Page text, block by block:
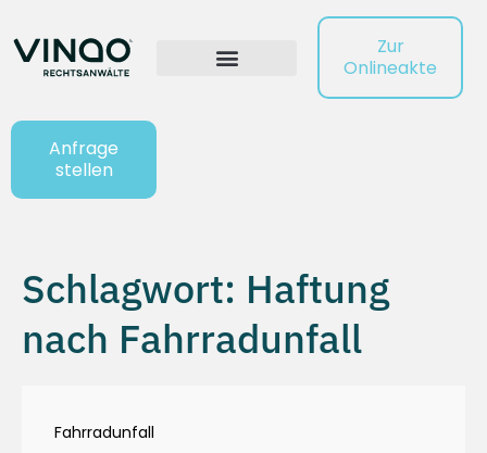
Zur
Onlineakte
Anfrage
stellen
Schlagwort: Haftung
nach Fahrradunfall
Fahrradunfall